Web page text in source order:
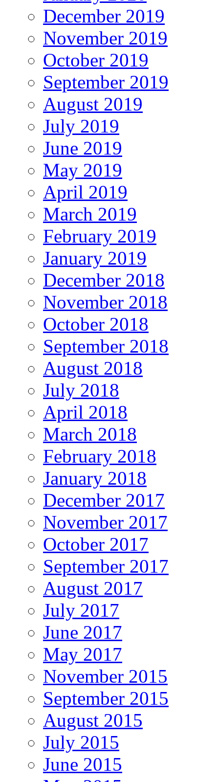
December 2019
November 2019
October 2019
September 2019
August 2019
July 2019
June 2019
May 2019
April 2019
March 2019
February 2019
January 2019
December 2018
November 2018
October 2018
September 2018
August 2018
July 2018
April 2018
March 2018
February 2018
January 2018
December 2017
November 2017
October 2017
September 2017
August 2017
July 2017
June 2017
May 2017
November 2015
September 2015
August 2015
July 2015
June 2015